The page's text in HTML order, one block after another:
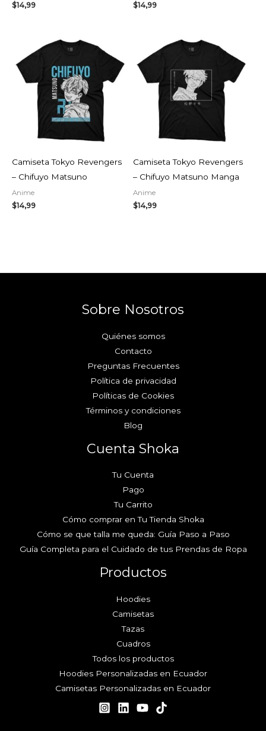
$14,99 $14,99
Camiseta Tokyo Revengers
– Chifuyo Matsuno
Anime
$14,99
Camiseta Tokyo Revengers
– Chifuyo Matsuno Manga
Anime
$14,99
Sobre Nosotros
Quiénes somos
Contacto
Preguntas Frecuentes
Política de privacidad
Políticas de Cookies
Términos y condiciones
Blog
Cuenta Shoka
Tu Cuenta
Pago
Tu Carrito
Cómo comprar en Tu Tienda Shoka
Cómo se que talla me queda: Guía Paso a Paso
Guía Completa para el Cuidado de tus Prendas de Ropa
Productos
Hoodies
Camisetas
Tazas
Cuadros
Todos los productos
Hoodies Personalizadas en Ecuador
Camisetas Personalizadas en Ecuador